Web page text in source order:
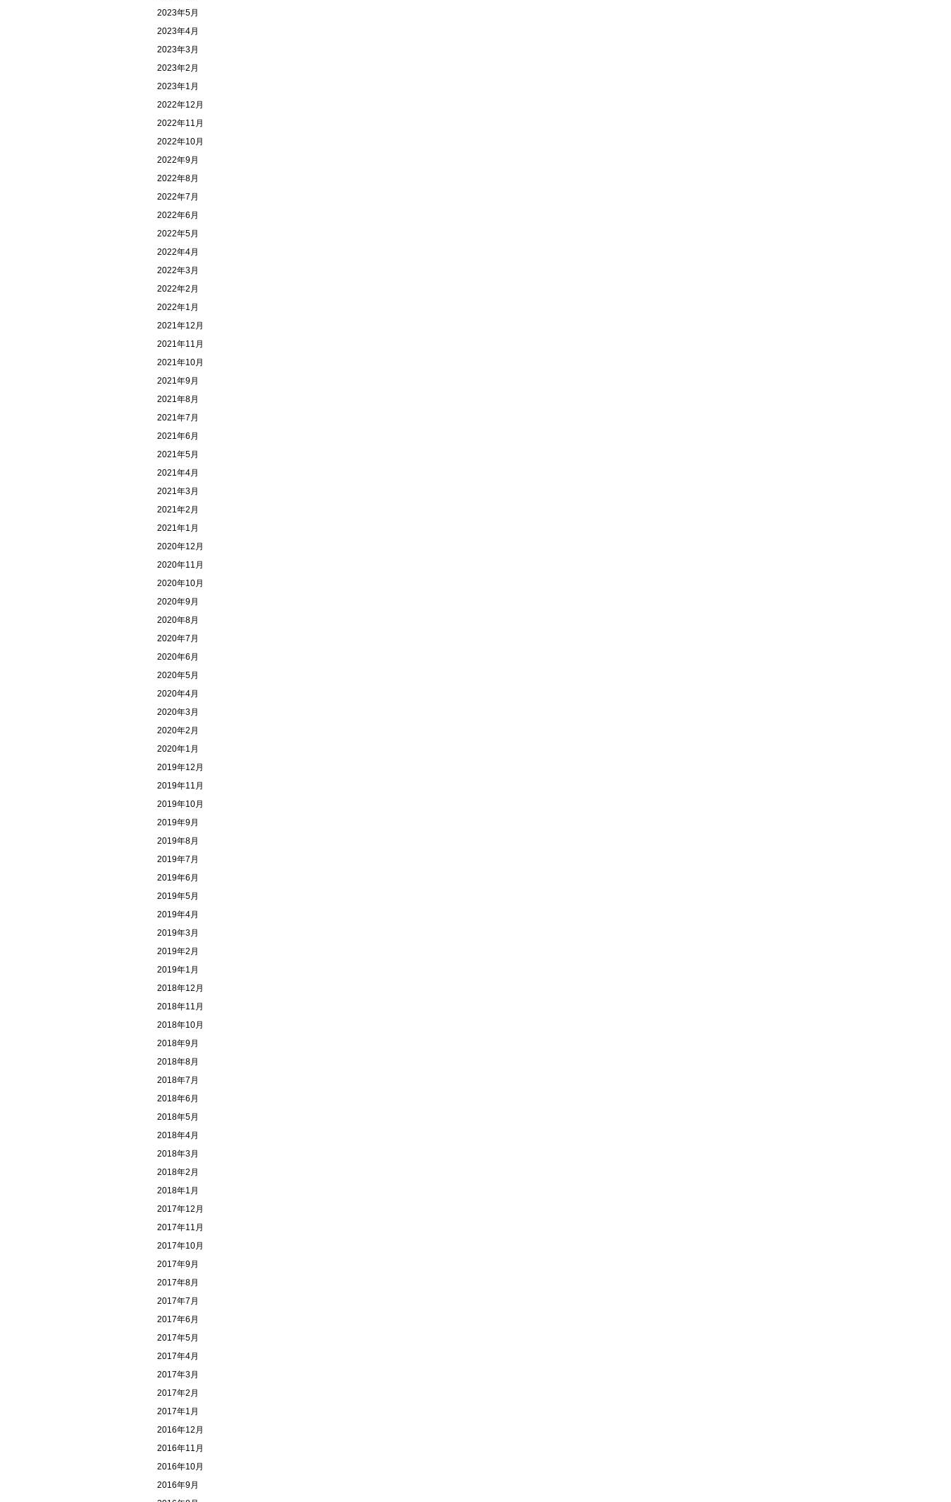
2023年5月
2023年4月
2023年3月
2023年2月
2023年1月
2022年12月
2022年11月
2022年10月
2022年9月
2022年8月
2022年7月
2022年6月
2022年5月
2022年4月
2022年3月
2022年2月
2022年1月
2021年12月
2021年11月
2021年10月
2021年9月
2021年8月
2021年7月
2021年6月
2021年5月
2021年4月
2021年3月
2021年2月
2021年1月
2020年12月
2020年11月
2020年10月
2020年9月
2020年8月
2020年7月
2020年6月
2020年5月
2020年4月
2020年3月
2020年2月
2020年1月
2019年12月
2019年11月
2019年10月
2019年9月
2019年8月
2019年7月
2019年6月
2019年5月
2019年4月
2019年3月
2019年2月
2019年1月
2018年12月
2018年11月
2018年10月
2018年9月
2018年8月
2018年7月
2018年6月
2018年5月
2018年4月
2018年3月
2018年2月
2018年1月
2017年12月
2017年11月
2017年10月
2017年9月
2017年8月
2017年7月
2017年6月
2017年5月
2017年4月
2017年3月
2017年2月
2017年1月
2016年12月
2016年11月
2016年10月
2016年9月